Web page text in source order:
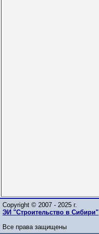
Copyright © 2007 - 2025 г.
ЭИ "Строительство в Сибири"
Все права защищены